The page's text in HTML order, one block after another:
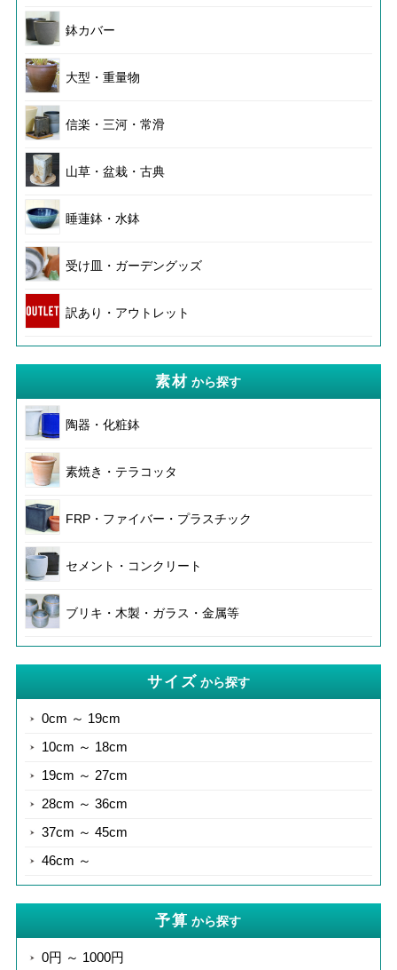
鉢カバー
大型・重量物
信楽・三河・常滑
山草・盆栽・古典
睡蓮鉢・水鉢
受け皿・ガーデングッズ
訳あり・アウトレット
素材 から探す
陶器・化粧鉢
素焼き・テラコッタ
FRP・ファイバー・プラスチック
セメント・コンクリート
ブリキ・木製・ガラス・金属等
サイズ から探す
0cm ～ 19cm
10cm ～ 18cm
19cm ～ 27cm
28cm ～ 36cm
37cm ～ 45cm
46cm ～
予算 から探す
0円 ～ 1000円